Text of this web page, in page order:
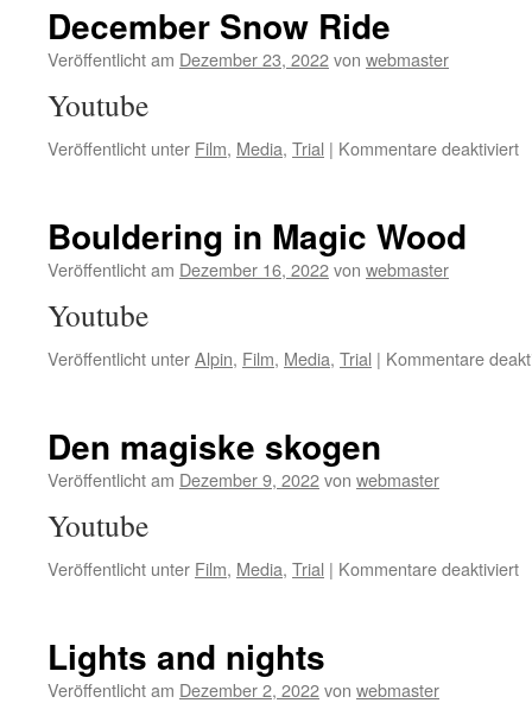
December Snow Ride
Veröffentlicht am Dezember 23, 2022von webmaster
Youtube
Veröffentlicht unter Film, Media, Trial | Kommentare deaktiviert
Bouldering in Magic Wood
Veröffentlicht am Dezember 16, 2022von webmaster
Youtube
Veröffentlicht unterAlpin, Film, Media, Trial | Kommentare
Den magiske skogen
Veröffentlicht am Dezember 9, 2022von webmaster
Youtube
Veröffentlicht unter Film, Media, Trial | Kommentare deaktiviert
Lights and nights
Veröffentlicht am Dezember 2, 2022von webmaster